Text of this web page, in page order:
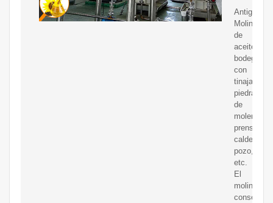
Antiguo
Molino
de
aceite,
bodega
con
tinajas,
piedras
de
moler,
prensa,
caldera,
pozo,
etc.
El
molino
conserva